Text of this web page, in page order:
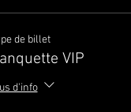
de billet
VIP
d'info